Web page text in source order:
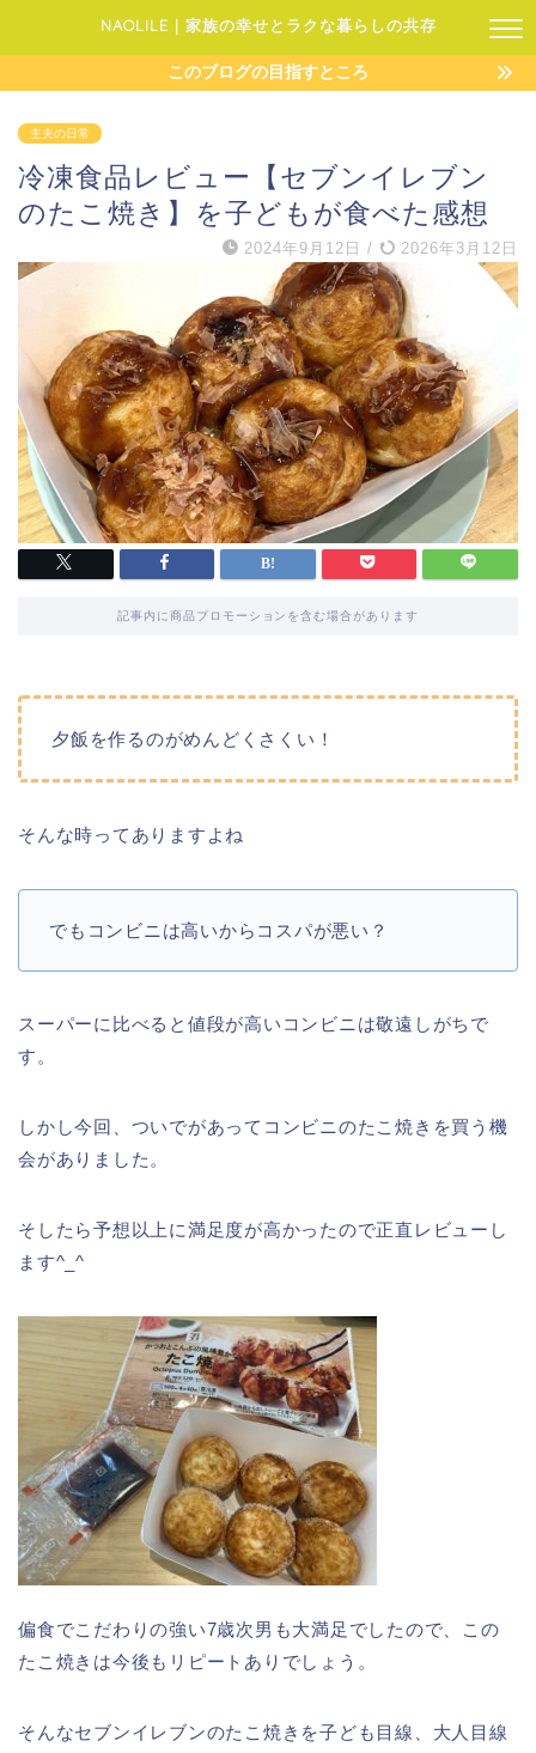
NAOLILE｜家族の幸せとラクな暮らしの共存
このブログの目指すところ
主夫の日常
冷凍食品レビュー【セブンイレブン
のたこ焼き】を子どもが食べた感想
2024年9月12日 / 2026年3月12日
記事内に商品プロモーションを含む場合があります
夕飯を作るのがめんどくさくい！
そんな時ってありますよね
でもコンビニは高いからコスパが悪い？
スーパーに比べると値段が高いコンビニは敬遠しがちで
す。
しかし今回、ついでがあってコンビニのたこ焼きを買う機
会がありました。
そしたら予想以上に満足度が高かったので正直レビューし
ます^_^
偏食でこだわりの強い7歳次男も大満足でしたので、この
たこ焼きは今後もリピートありでしょう。
そんなセブンイレブンのたこ焼きを子ども目線、大人目線